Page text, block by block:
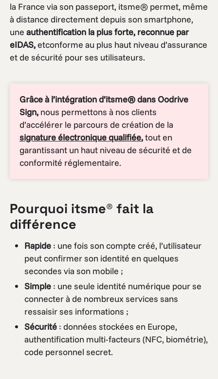
la France via son passeport, itsme® permet, même
à distance directement depuis son smartphone,
une authentification la plus forte, reconnue par
eIDAS,etconforme au plus haut niveau d’assurance
et de sécurité pour ses utilisateurs.
Grâce à l’intégration d’itsme® dans Oodrive
Sign, nous permettons à nos clients
d’accélérer le parcours de création de la
signature électronique qualifiée,tout en
garantissant un haut niveau de sécurité et de
conformité réglementaire.
Pourquoi itsme® fait la
différence
Rapide : une fois son compte créé, l’utilisateur
peut confirmer son identité en quelques
secondes via son mobile ;
Simple : une seule identité numérique pour se
connecter à de nombreux services sans
ressaisir ses informations ;
Sécurité : données stockées en Europe,
authentification multi-facteurs (NFC, biométrie),
code personnel secret.